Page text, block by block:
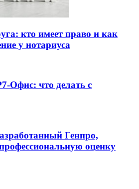
кто имеет право и как
у нотариуса
Офис: что делать с
Генпро,
оценку